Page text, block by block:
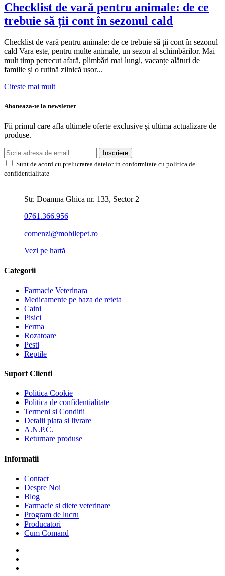
Checklist de vară pentru animale: de ce
trebuie să ții cont în sezonul cald
Checklist de vară pentru animale: de ce trebuie să ții cont în sezonul
cald Vara este, pentru multe animale, un sezon al schimbărilor. Mai
mult timp petrecut afară, plimbări mai lungi, vacanțe alături de
familie și o rutină zilnică ușor...
Citeste mai mult
Aboneaza-te la newsletter
Fii primul care afla ultimele oferte exclusive și ultima actualizare de
produse.
Inscriere
Sunt de acord cu prelucrarea datelor in conformitate cu politica de
confidentialitate
Str. Doamna Ghica nr. 133, Sector 2
0761.366.956
comenzi@mobilepet.ro
Vezi pe hartă
Categorii
Farmacie Veterinara
Medicamente pe baza de reteta
Caini
Pisici
Ferma
Rozatoare
Pesti
Reptile
Suport Clienti
Politica Cookie
Politica de confidentialitate
Termeni si Conditii
Detalii plata si livrare
A.N.P.C.
Returnare produse
Informatii
Contact
Despre Noi
Blog
Farmacie si diete veterinare
Program de lucru
Producatori
Cum Comand